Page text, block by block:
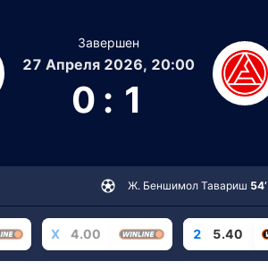
Завершен
27 Апреля 2026, 20:00
0 : 1
Ж. Беншимол Тавариш 54’
X 4.00 2 5.40